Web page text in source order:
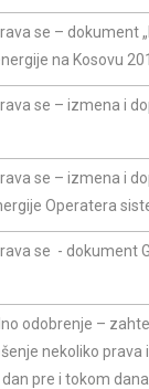
se – dokument
na Kosovu
se – izmena i
se – izmena i
Operatera
se - dokument
odobrenje –
nekoliko prava
pre i tokom